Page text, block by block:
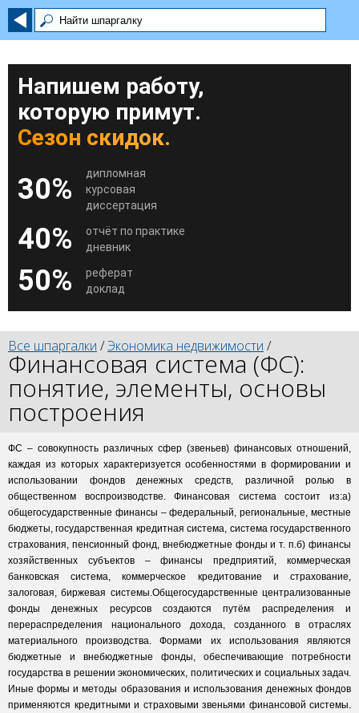
Напишем работу,
которую примут.
Сезон скидок.
30%
дипломная
курсовая
диссертация
40%
отчёт по практике
дневник
50%
реферат
доклад
Все шпаргалки /Экономика недвижимости /
Финансовая система (ФС):
понятие, элементы, основы
построения
ФС – совокупность различных сфер (звеньев) финансовых отношений,
каждая из которых характеризуется особенностями в формировании и
использовании фондов денежных средств, различной ролью в
общественном воспроизводстве. Финансовая система состоит из:а)
общегосударственные финансы – федеральный, региональные, местные
бюджеты, государственная кредитная система, система государственного
страхования, пенсионный фонд, внебюджетные фонды и т. п.б) финансы
хозяйственных субъектов – финансы предприятий, коммерческая
банковская система, коммерческое кредитование и страхование,
залоговая, биржевая системы.Общегосударственные централизованные
фонды денежных ресурсов создаются путём распределения и
перераспределения национального дохода, созданного в отраслях
материального производства. Формами их использования являются
бюджетные и внебюджетные фонды, обеспечивающие потребности
государства в решении экономических, политических и социальных задач.
Иные формы и методы образования и использования денежных фондов
применяются кредитными и страховыми звеньями финансовой системы.